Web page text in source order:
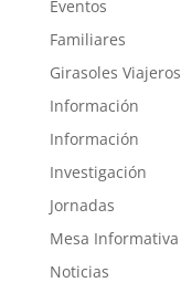
Eventos
Familiares
Girasoles Viajeros
Información
Información
Investigación
Jornadas
Mesa Informativa
Noticias